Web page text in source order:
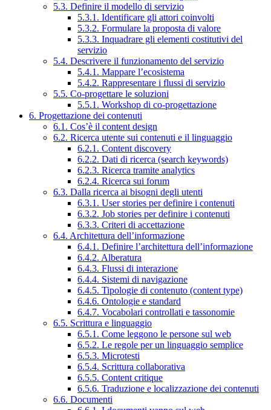
5.3. Definire il modello di servizio
5.3.1. Identificare gli attori coinvolti
5.3.2. Formulare la proposta di valore
5.3.3. Inquadrare gli elementi costitutivi del
servizio
5.4. Descrivere il funzionamento del servizio
5.4.1. Mappare l’ecosistema
5.4.2. Rappresentare i flussi di servizio
5.5. Co-progettare le soluzioni
5.5.1. Workshop di co-progettazione
6. Progettazione dei contenuti
6.1. Cos’è il content design
6.2. Ricerca utente sui contenuti e il linguaggio
6.2.1. Content discovery
6.2.2. Dati di ricerca (search keywords)
6.2.3. Ricerca tramite analytics
6.2.4. Ricerca sui forum
6.3. Dalla ricerca ai bisogni degli utenti
6.3.1. User stories per definire i contenuti
6.3.2. Job stories per definire i contenuti
6.3.3. Criteri di accettazione
6.4. Architettura dell’informazione
6.4.1. Definire l’architettura dell’informazione
6.4.2. Alberatura
6.4.3. Flussi di interazione
6.4.4. Sistemi di navigazione
6.4.5. Tipologie di contenuto (content type)
6.4.6. Ontologie e standard
6.4.7. Vocabolari controllati e tassonomie
6.5. Scrittura e linguaggio
6.5.1. Come leggono le persone sul web
6.5.2. Le regole per un linguaggio semplice
6.5.3. Microtesti
6.5.4. Scrittura collaborativa
6.5.5. Content critique
6.5.6. Traduzione e localizzazione dei contenuti
6.6. Documenti